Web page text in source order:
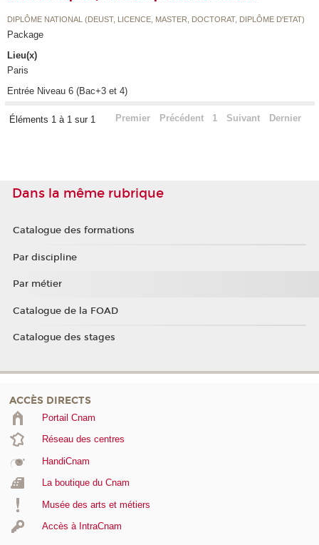
DIPLÔME NATIONAL (DEUST, LICENCE, MASTER, DOCTORAT, DIPLÔME D'ETAT)
Package
Lieu(x)
Paris
Entrée Niveau 6 (Bac+3 et 4)
Éléments 1 à 1 sur 1 Premier Précédent 1 Suivant Dernier
Dans la même rubrique
Catalogue des formations
Par discipline
Par métier
Catalogue de la FOAD
Catalogue des stages
ACCÈS DIRECTS
Portail Cnam
Réseau des centres
HandiCnam
La boutique du Cnam
Musée des arts et métiers
Accès à IntraCnam